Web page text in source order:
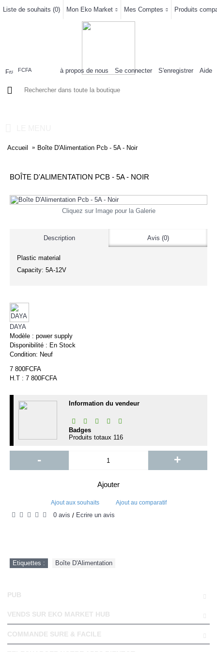
Liste de souhaits (0) Mon Eko Market Mes Comptes Produits
FCFA à propos de nous Se connecter S'enregistrer Aide
Accueil Boîte D'Alimentation Pcb - 5A - Noir
BOÎTE D'ALIMENTATION PCB - 5A - NOIR
Cliquez sur Image pour la Galerie
Description Avis (0)
Plastic material
Capacity: 5A-12V
DAYA
Modèle : power supply
Disponibilité : En Stock
Condition: Neuf
7 800FCFA
H.T : 7 800FCFA
Information du vendeur
Badges
Produits totaux 116
- +
Ajouter
Ajout aux souhaits Ajout au comparatif
0 avis / Écrire un avis
Etiquettes : Boîte D'Alimentation
PUB
VENDS SUR EKO MARKET HUB
COMMANDE SURE & FACILE